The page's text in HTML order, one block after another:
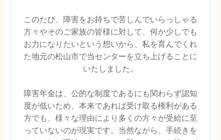
このたび、障害をお持ちで苦しんでいらっしゃる
方々やそのご家族の皆様に対して、何か少しでも
お力になりたいという想いから、私を育んでくれ
た地元の松山市で当センターを立ち上げることに
いたしました。
障害年金は、公的な制度であるにも関わらず認知
度が低いため、本来であれば受け取る権利がある
方でも、様々な理由により多くの方々が受給に至
っていないのが現実です。当然ながら、手続きを